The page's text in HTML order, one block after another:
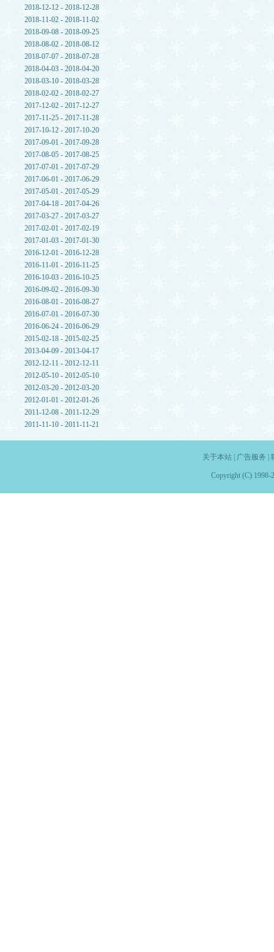
2018-12-12 - 2018-12-28
2018-11-02 - 2018-11-02
2018-09-08 - 2018-09-25
2018-08-02 - 2018-08-12
2018-07-07 - 2018-07-28
2018-04-03 - 2018-04-20
2018-03-10 - 2018-03-28
2018-02-02 - 2018-02-27
2017-12-02 - 2017-12-27
2017-11-25 - 2017-11-28
2017-10-12 - 2017-10-20
2017-09-01 - 2017-09-28
2017-08-05 - 2017-08-25
2017-07-01 - 2017-07-29
2017-06-01 - 2017-06-29
2017-05-01 - 2017-05-29
2017-04-18 - 2017-04-26
2017-03-27 - 2017-03-27
2017-02-01 - 2017-02-19
2017-01-03 - 2017-01-30
2016-12-01 - 2016-12-28
2016-11-01 - 2016-11-25
2016-10-03 - 2016-10-25
2016-09-02 - 2016-09-30
2016-08-01 - 2016-08-27
2016-07-01 - 2016-07-30
2016-06-24 - 2016-06-29
2015-02-18 - 2015-02-25
2013-04-09 - 2013-04-17
2012-12-11 - 2012-12-11
2012-05-10 - 2012-05-10
2012-03-20 - 2012-03-20
2012-01-01 - 2012-01-26
2011-12-08 - 2011-12-29
2011-11-10 - 2011-11-21
关于本站| 广告服务
Copyright (C) 1998-